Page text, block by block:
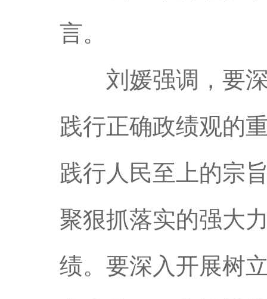
言。
刘媛强调，要深
践行正确政绩观的
践行人民至上的宗
聚狠抓落实的强大
绩。要深入开展树